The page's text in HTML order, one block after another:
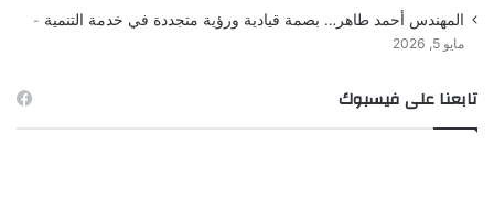
المهندس أحمد طاهر… بصمة قيادية ورؤية متجددة في خدمة التنمية
مايو 5, 2026
تابعنا على فيسبوك